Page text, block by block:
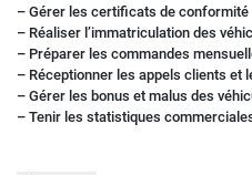
– Gérer les certificats de conformité
– Réaliser l’immatriculation des
– Préparer les commandes
– Réceptionner les appels clients et
– Gérer les bonus et malus des
– Tenir les statistiques